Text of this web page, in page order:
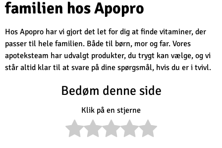
familien hos Apopro
Hos Apopro har vi gjort det let for dig at finde vitaminer, der
passer til hele familien. Både til børn, mor og far. Vores
apoteksteam har udvalgt produkter, du trygt kan vælge, og vi
står altid klar til at svare på dine spørgsmål, hvis du er i tvivl.
Bedøm denne side
Klik på en stjerne